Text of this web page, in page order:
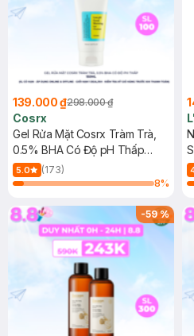
139.000 ₫298.000 ₫
Cosrx
Gel Rửa Mặt Cosrx Tràm Trà,
0.5% BHA Có Độ pH Thấp
150ml
5.0
(173)
8%
-59%